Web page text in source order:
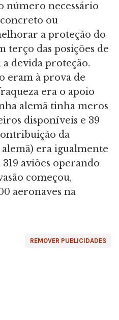
número necessário
ou
a proteção do
terço das posições de
devida proteção.
eram à prova de
era o apoio
alemã tinha meros
disponíveis e 39
da
era igualmente
aviões operando
começou,
aeronaves na
REMOVER PUBLICIDADES